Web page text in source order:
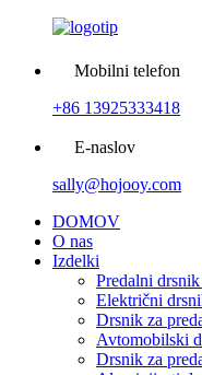
Mobilni telefon
+86 13925333418
E-naslov
sally@hojooy.com
DOMOV
O nas
Izdelki
Predalni
Električni
Drsnik za
Avtomobilski
Drsnik za